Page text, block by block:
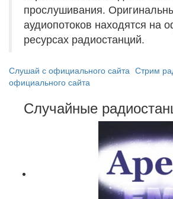
прослушивания.
аудиопотоков находятся на
ресурсах радиостанций.
Слушай с официального сайта Стрим
официального сайта
Случайные